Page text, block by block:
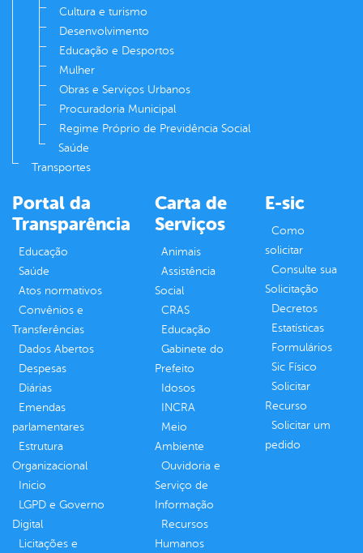
Cultura e turismo
Desenvolvimento
Educação e Desportos
Mulher
Obras e Serviços Urbanos
Procuradoria Municipal
Regime Próprio de Previdência Social
Saúde
Transportes
Portal da
Transparência
Educação
Saúde
Atos normativos
Convênios e
Transferências
Dados Abertos
Despesas
Diárias
Emendas
parlamentares
Estrutura
Organizacional
Inicio
LGPD e Governo
Digital
Licitações e
Carta de
Serviços
Animais
Assistência
Social
CRAS
Educação
Gabinete do
Prefeito
Idosos
INCRA
Meio
Ambiente
Ouvidoria e
Serviço de
Informação
Recursos
Humanos
E-sic
Como
solicitar
Consulte sua
Solicitação
Decretos
Estatísticas
Formulários
Sic Físico
Solicitar
Recurso
Solicitar um
pedido